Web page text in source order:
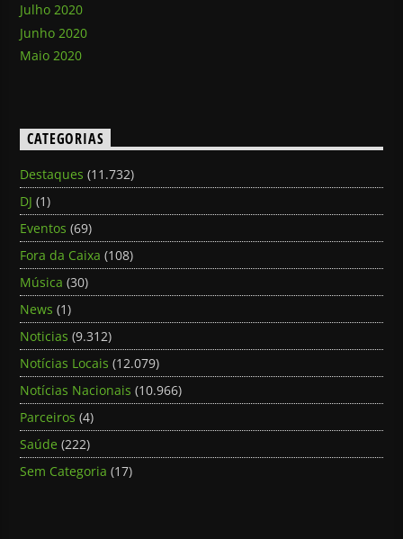
Julho 2020
Junho 2020
Maio 2020
CATEGORIAS
Destaques (11.732)
DJ (1)
Eventos (69)
Fora da Caixa (108)
Música (30)
News (1)
Noticias (9.312)
Notícias Locais (12.079)
Notícias Nacionais (10.966)
Parceiros (4)
Saúde (222)
Sem Categoria (17)